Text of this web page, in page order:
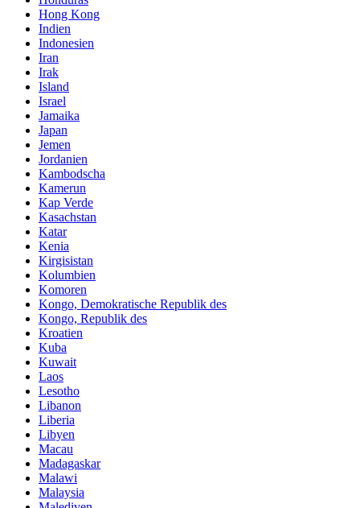
Hong Kong
Indien
Indonesien
Iran
Irak
Island
Israel
Jamaika
Japan
Jemen
Jordanien
Kambodscha
Kamerun
Kap Verde
Kasachstan
Katar
Kenia
Kirgisistan
Kolumbien
Komoren
Kongo, Demokratische Republik des
Kongo, Republik des
Kroatien
Kuba
Kuwait
Laos
Lesotho
Libanon
Liberia
Libyen
Macau
Madagaskar
Malawi
Malaysia